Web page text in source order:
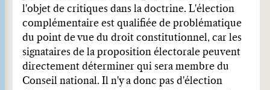
l'objet de critiques dans la doctrine. L'élection
complémentaire est qualifiée de problématique
du point de vue du droit constitutionnel, car les
signataires de la proposition électorale peuvent
directement déterminer qui sera membre du
Conseil national. Il n'y a donc pas d'élection